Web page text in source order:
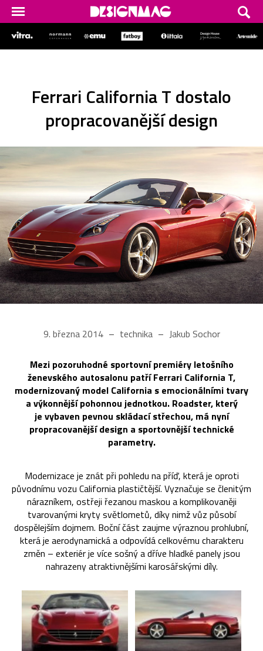
Ferrari California T dostalo
propracovanější design
9. března 2014 technika Jakub Sochor
Mezi pozoruhodné sportovní premiéry letošního
ženevského autosalonu patří Ferrari California T,
modernizovaný model California s emocionálními tvary
a výkonnější pohonnou jednotkou. Roadster, který
je vybaven pevnou skládací střechou, má nyní
propracovanější design a sportovnější technické
parametry.
Modernizace je znát při pohledu na příď, která je oproti
původnímu vozu California plastičtější. Vyznačuje se členitým
nárazníkem, ostřeji řezanou maskou a komplikovaněji
tvarovanými kryty světlometů, díky nimž vůz působí
dospělejším dojmem. Boční část zaujme výraznou prohlubní,
která je aerodynamická a odpovídá celkovému charakteru
změn – exteriér je více sošný a dříve hladké panely jsou
nahrazeny atraktivnějšími karosářskými díly.